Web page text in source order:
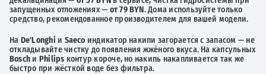
запущенных отложениях — от 79 BYN. Дома используйте только
средство, рекомендованное производителем для вашей модели.
На De'Longhi и Saeco индикатор накипи загорается с запасом — не
откладывайте чистку до появления жжёного вкуса. На капсульных
Bosch и Philips контур короче, но накипь накапливается так же
быстро при жёсткой воде без фильтра.